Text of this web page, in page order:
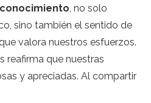
, no solo
sino también el sentido de
valora nuestros esfuerzos.
reafirma que nuestras
y apreciadas. Al compartir